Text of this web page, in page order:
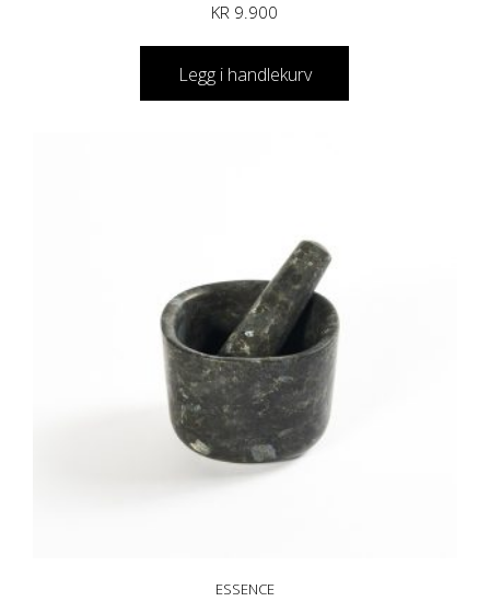
KR 9.900
Legg i handlekurv
ESSENCE